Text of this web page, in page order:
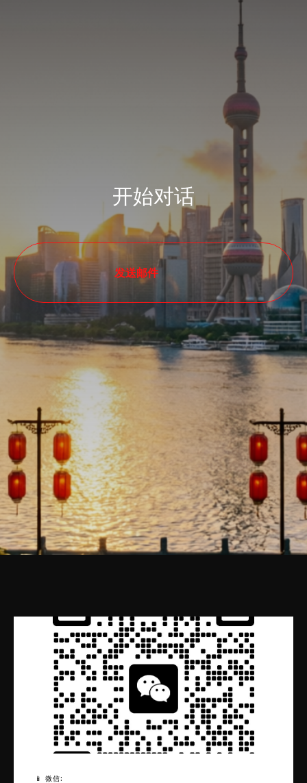
开始对话
发送邮件
📱 微信: